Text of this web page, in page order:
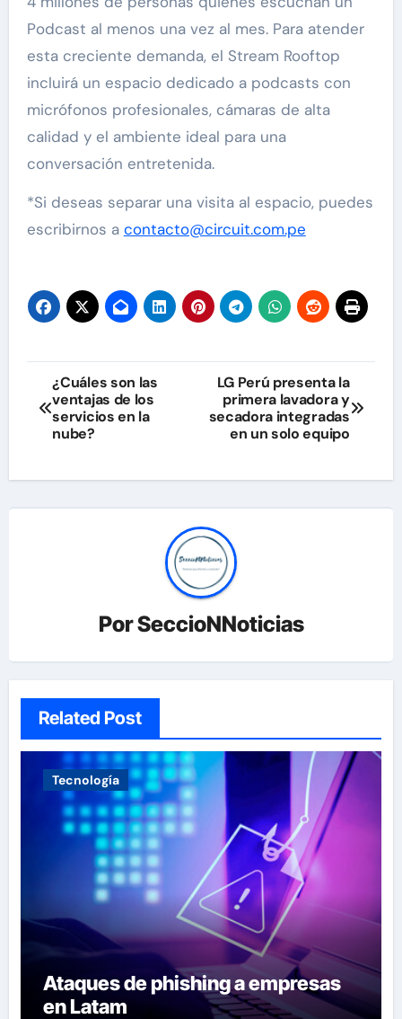
Podcast al menos una vez al mes. Para atender
esta creciente demanda, el Stream Rooftop
incluirá un espacio dedicado a podcasts con
micrófonos profesionales, cámaras de alta
calidad y el ambiente ideal para una
conversación entretenida.
*Si deseas separar una visita al espacio, puedes
escribirnos a contacto@circuit.com.pe
Navegación
de
¿Cuáles son las
ventajas de los
servicios en la
nube?
LG Perú presenta la
primera lavadora y
secadora integradas
en un solo equipo
PorSeccioNNoticias
Related Post
Tecnología
Ataques de phishing a empresas
en Latam